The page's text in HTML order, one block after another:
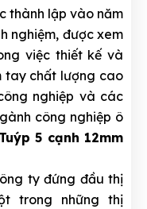
thành lập vào năm
nghiệm, được xem
việc thiết kế và
tay chất lượng cao
nghiệp và các
công nghiệp ô
5 cạnh 12mm
ty đứng đầu thị
trong những thị